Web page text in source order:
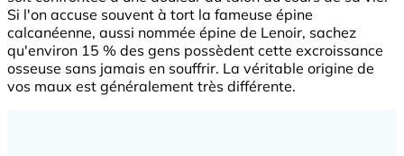
Si l'on accuse souvent à tort la fameuse épine
calcanéenne, aussi nommée épine de Lenoir, sachez
qu'environ 15 % des gens possèdent cette excroissance
osseuse sans jamais en souffrir. La véritable origine de
vos maux est généralement très différente.